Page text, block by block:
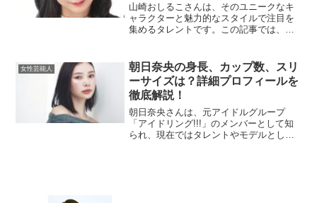
山崎おしるこさんは、そのユニークなキ
ャラクターと魅力的なスタイルで注目を
集めるタレントです。この記事では、山
て詳しく掘り下げていきます。彼女の魅
力に迫ることで、さらに応...
女性芸能人
朝日奈央の身長、カップ数、スリ
ーサイズは？詳細プロフィールを
徹底解説！
朝日奈央さんは、元アイドルグループ
「アイドリング!!!」のメンバーとして知
られ、現在ではタレントやモデルとして